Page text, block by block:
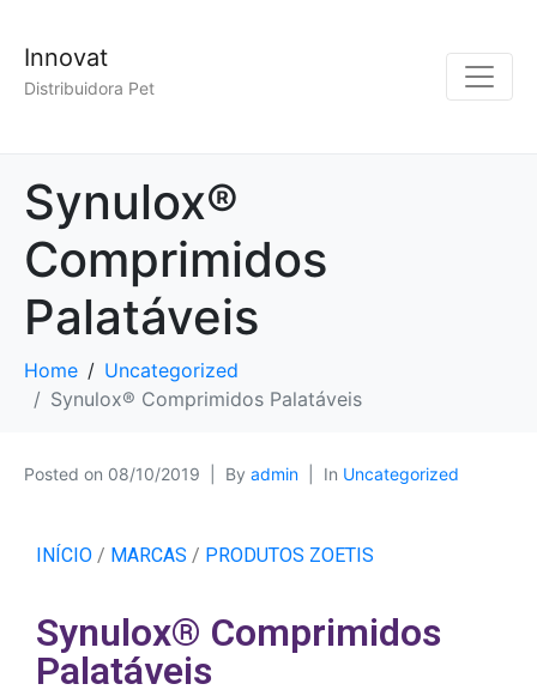
Innovat
Distribuidora Pet
Synulox®
Comprimidos
Palatáveis
Home
Uncategorized
Synulox® Comprimidos Palatáveis
Posted on 08/10/2019 By admin In Uncategorized
INÍCIO / MARCAS / PRODUTOS ZOETIS
Synulox® Comprimidos
Palatáveis